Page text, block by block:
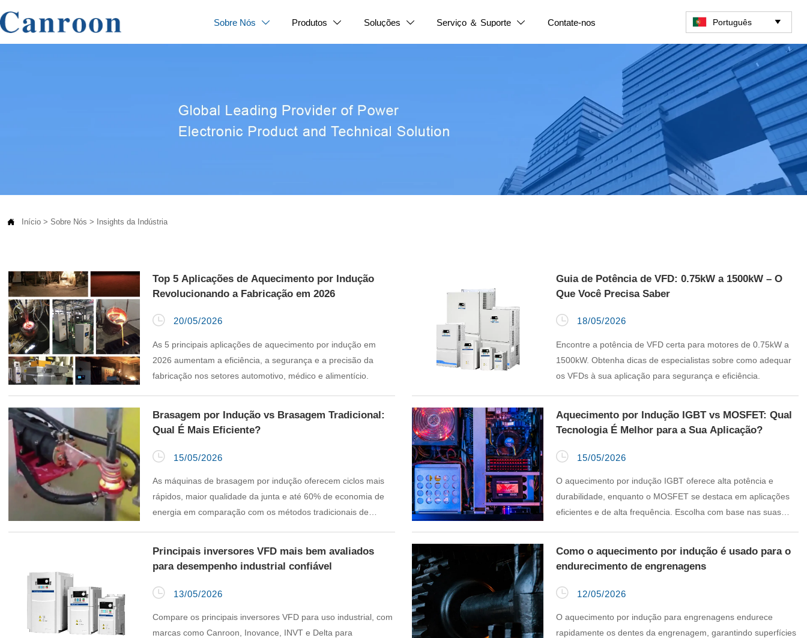
Sobre Nós  Produtos  Soluções  Serviço ＆ Suporte  Contate-nos Português 
 Início > Sobre Nós > Insights da Indústria
Top 5 Aplicações de Aquecimento por Indução
Revolucionando a Fabricação em 2026
 20/05/2026
As 5 principais aplicações de aquecimento por indução em
2026 aumentam a eficiência, a segurança e a precisão da
fabricação nos setores automotivo, médico e alimentício.
Guia de Potência de VFD: 0.75kW a 1500kW – O
Que Você Precisa Saber
 18/05/2026
Encontre a potência de VFD certa para motores de 0.75kW a
1500kW. Obtenha dicas de especialistas sobre como adequar
os VFDs à sua aplicação para segurança e eficiência.
Brasagem por Indução vs Brasagem Tradicional:
Qual É Mais Eficiente?
 15/05/2026
As máquinas de brasagem por indução oferecem ciclos mais
rápidos, maior qualidade da junta e até 60% de economia de
energia em comparação com os métodos tradicionais de
Aquecimento por Indução IGBT vs MOSFET: Qual
Tecnologia É Melhor para a Sua Aplicação?
 15/05/2026
O aquecimento por indução IGBT oferece alta potência e
durabilidade, enquanto o MOSFET se destaca em aplicações
eficientes e de alta frequência. Escolha com base nas suas
Principais inversores VFD mais bem avaliados
para desempenho industrial confiável
 13/05/2026
Compare os principais inversores VFD para uso industrial, com
marcas como Canroon, Inovance, INVT e Delta para
Como o aquecimento por indução é usado para o
endurecimento de engrenagens
 12/05/2026
O aquecimento por indução para engrenagens endurece
rapidamente os dentes da engrenagem, garantindo superfícies